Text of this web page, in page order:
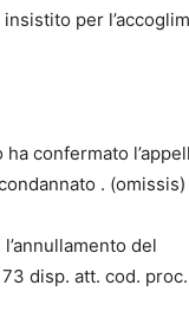
per
confermato
.
del
disp. att. cod.